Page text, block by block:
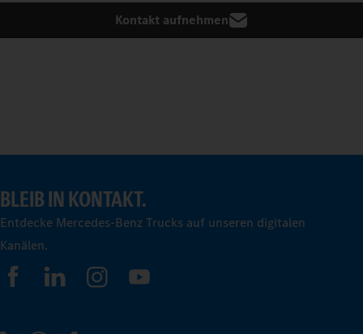
Kontakt aufnehmen
BLEIB IN KONTAKT.
Entdecke Mercedes-Benz Trucks auf unseren digitalen
Kanälen.